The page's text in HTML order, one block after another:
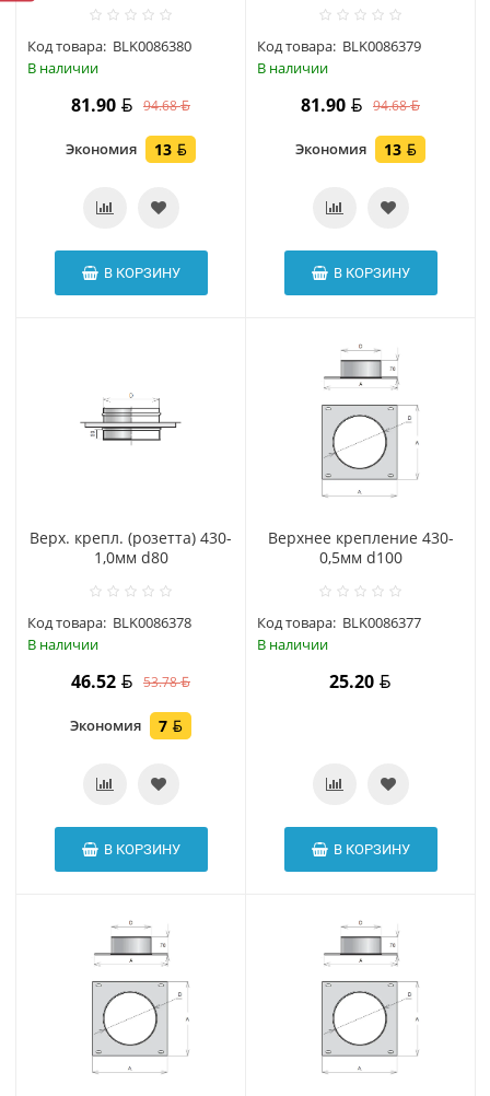
Код товара: BLK0086380
В наличии
81.90 94.68
Экономия 13
В КОРЗИНУ
Код товара: BLK0086379
В наличии
81.90 94.68
Экономия 13
В КОРЗИНУ
Верх. крепл. (розетта) 430-
1,0мм d80
Код товара: BLK0086378
В наличии
46.52 53.78
Экономия 7
В КОРЗИНУ
Верхнее крепление 430-
0,5мм d100
Код товара: BLK0086377
В наличии
25.20
В КОРЗИНУ